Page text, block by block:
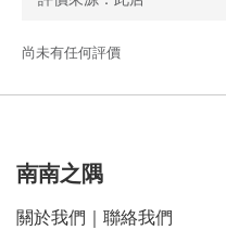
尚未有任何評價
南南之隅
關於我們 聯絡我們